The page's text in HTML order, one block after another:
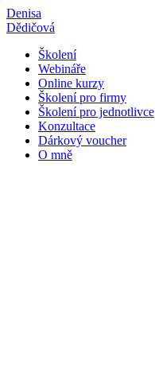
Přejít
k
Denisa
Dědičová
Školení
Webináře
Online kurzy
Školení pro firmy
Školení pro jednotlivce
Konzultace
Dárkový voucher
O mně